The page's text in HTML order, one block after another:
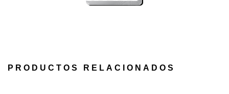
PRODUCTOS RELACIONADOS